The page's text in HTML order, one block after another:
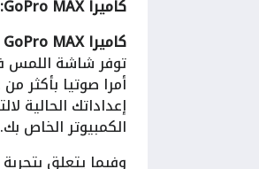
كاميرا GoPro MAX: مقاوم للماء والتحكم الصوتي
كاميرا GoPro MAX
الكمبيوتر الخاص بك.